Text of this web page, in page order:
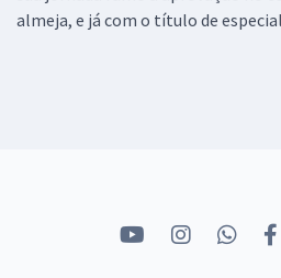
almeja, e já com o título de